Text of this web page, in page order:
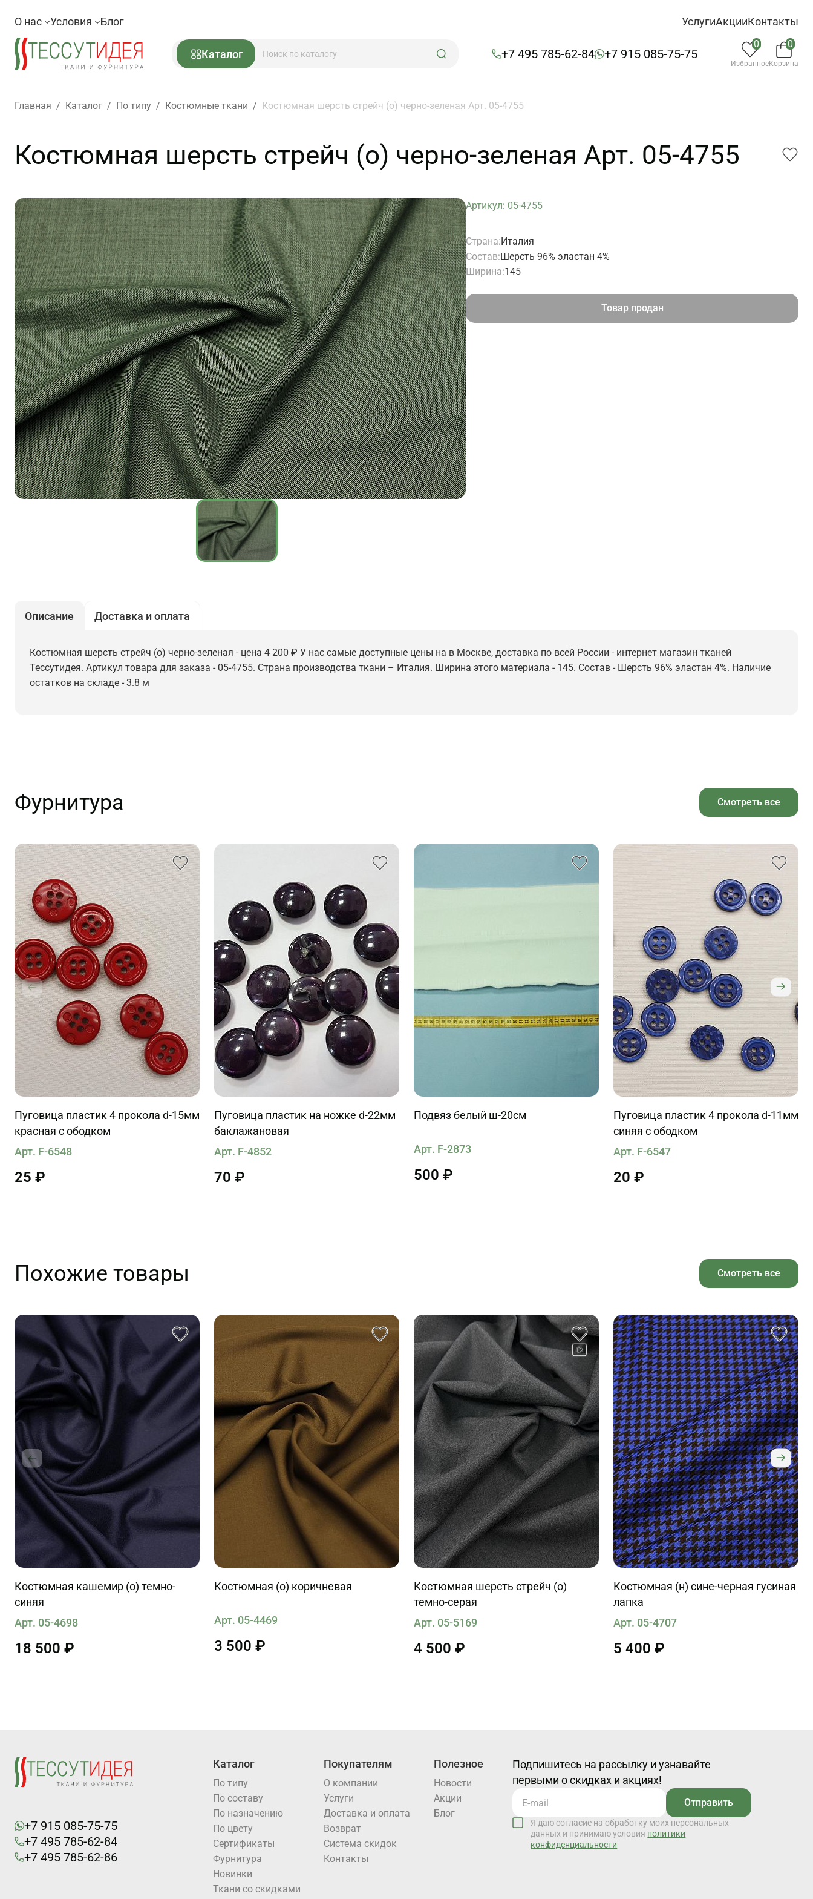
О нас Условия Блог УслугиАкцииКонтакты
Каталог +7 495 785-62-84 +7 915 085-75-75
0
Избранное
0
Корзина
Главная / Каталог / По типу / Костюмные ткани / Костюмная шерсть стрейч (о) черно-зеленая Арт. 05-4755
Костюмная шерсть стрейч (о) черно-зеленая Арт. 05-4755
Артикул: 05-4755
Страна:Италия
Состав:Шерсть 96% эластан 4%
Ширина:145
Товар продан
Описание Доставка и оплата
Костюмная шерсть стрейч (о) черно-зеленая - цена 4 200 ₽ У нас самые доступные цены на в Москве, доставка по всей России - интернет магазин тканей
Тессутидея. Артикул товара для заказа - 05-4755. Страна производства ткани – Италия. Ширина этого материала - 145. Состав - Шерсть 96% эластан 4%. Наличие
остатков на складе - 3.8 м
Фурнитура Смотреть все
Пуговица пластик 4 прокола d-15мм
красная с ободком
Арт. F-6548
25 ₽
Пуговица пластик на ножке d-22мм
баклажановая
Арт. F-4852
70 ₽
Подвяз белый ш-20см
Арт. F-2873
500 ₽
Пуговица пластик 4 прокола d-11мм
синяя с ободком
Арт. F-6547
20 ₽
Похожие товары Смотреть все
Костюмная кашемир (о) темно-
синяя
Арт. 05-4698
18 500 ₽
Костюмная (о) коричневая
Арт. 05-4469
3 500 ₽
Костюмная шерсть стрейч (о)
темно-серая
Арт. 05-5169
4 500 ₽
Костюмная (н) сине-черная гусиная
лапка
Арт. 05-4707
5 400 ₽
+7 915 085-75-75
+7 495 785-62-84
+7 495 785-62-86
Каталог
По типу
По составу
По назначению
По цвету
Cертификаты
Фурнитура
Новинки
Ткани со скидками
Покупателям
О компании
Услуги
Доставка и оплата
Возврат
Система скидок
Контакты
Полезное
Новости
Акции
Блог
Подпишитесь на рассылку и узнавайте
первыми о скидках и акциях!
Отправить
Я даю согласие на обработку моих персональных
данных и принимаю условия политики
конфиденциальности